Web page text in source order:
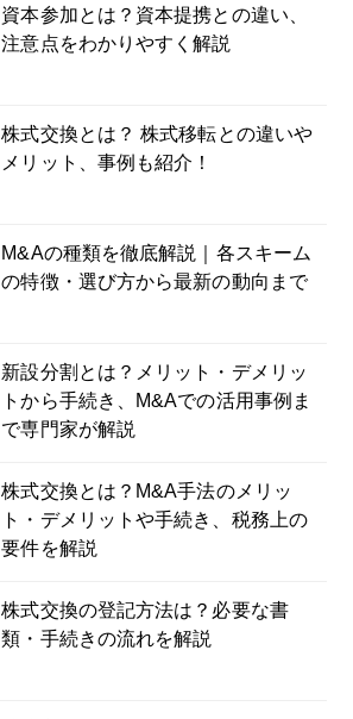
資本参加とは？資本提携との違い、
注意点をわかりやすく解説
株式交換とは？ 株式移転との違いや
メリット、事例も紹介！
M&Aの種類を徹底解説｜各スキーム
の特徴・選び方から最新の動向まで
新設分割とは？メリット・デメリッ
トから手続き、M&Aでの活用事例ま
で専門家が解説
株式交換とは？M&A手法のメリッ
ト・デメリットや手続き、税務上の
要件を解説
株式交換の登記方法は？必要な書
類・手続きの流れを解説